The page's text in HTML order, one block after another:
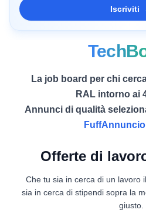
Iscriviti
La job board per chi
RAL intorno ai
Annunci di qualità
Offerte di
Che tu sia in cerca di un lavoro
sia in cerca di stipendi sopra la
giusto.